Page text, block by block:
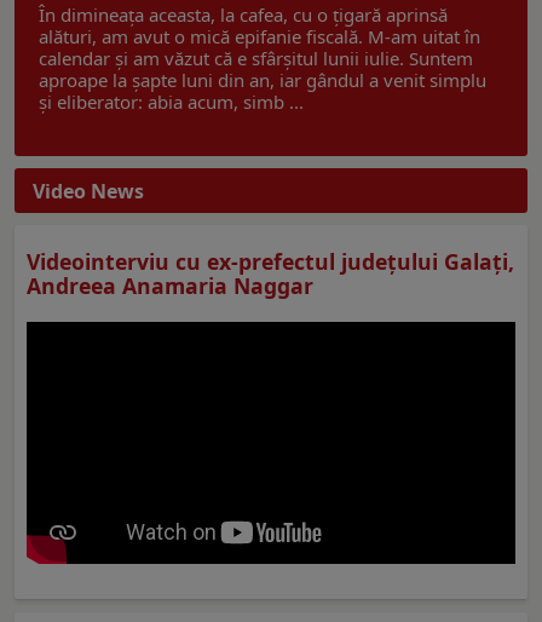
În dimineața aceasta, la cafea, cu o țigară aprinsă
alături, am avut o mică epifanie fiscală. M-am uitat în
calendar și am văzut că e sfârșitul lunii iulie. Suntem
aproape la șapte luni din an, iar gândul a venit simplu
și eliberator: abia acum, simb ...
Video News
Videointerviu cu ex-prefectul judeţului Galaţi,
Andreea Anamaria Naggar